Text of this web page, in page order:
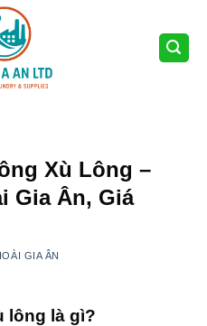
Xù Lông –
Gia Ân, Giá
GIA ÂN
lông là gì?